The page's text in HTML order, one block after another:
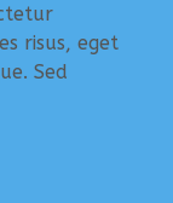
risus, eget
Sed